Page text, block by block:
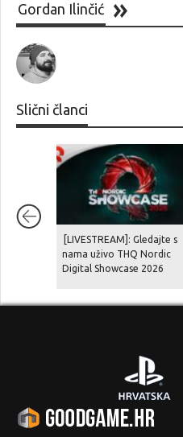
Gordan Ilinčić
Slični članci
[LIVESTREAM]: Gledajte s
nama uživo THQ Nordic
Digital Showcase 2026